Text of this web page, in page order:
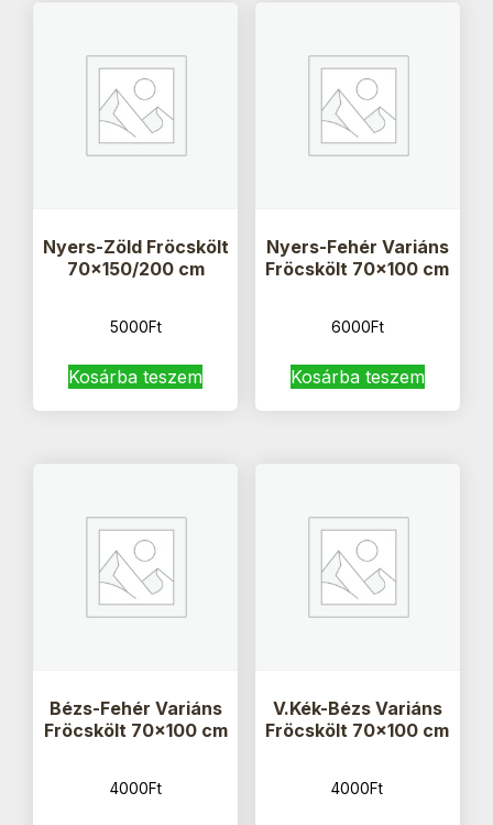
Nyers-Zöld Fröcskölt
70×150/200 cm
5000Ft
Kosárba teszem
Nyers-Fehér Variáns
Fröcskölt 70×100 cm
6000Ft
Kosárba teszem
Bézs-Fehér Variáns
Fröcskölt 70×100 cm
4000Ft
V.Kék-Bézs Variáns
Fröcskölt 70×100 cm
4000Ft